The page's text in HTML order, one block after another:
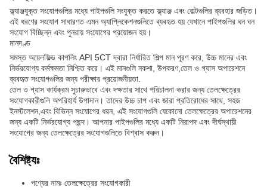
ফ্ল্যাঞ্জযুক্ত সংযোগগুলির মধ্যে পাইপগুলি সংযুক্ত করতে ফ্ল্যাঞ্জ এবং বোল্টগুলির ব্যবহার জড়িত।
এই ধরণের সংযোগ সাধারণত এমন অ্যাপ্লিকেশনগুলিতে ব্যবহৃত হয় যেখানে পাইপগুলির ঘন ঘন
সংযোগ বিচ্ছিন্ন এবং পুনরায় সংযোগের প্রয়োজন হয়।
মানদণ্ড
সমস্ত অয়েলফিল্ড কাপলিং API 5CT দ্বারা নির্ধারিত শিল্প মান পূরণ করে, উচ্চ মানের এবং
নির্ভরযোগ্য কর্মক্ষমতা নিশ্চিত করে। এই মানগুলি নকশা, উপকরণ,তেল ও গ্যাস অপারেশনে
ব্যবহৃত সংযোগগুলির জন্য পরীক্ষার প্রয়োজনীয়তা.
তেল ও গ্যাস কার্যক্রম সুচারুভাবে এবং দক্ষতার সাথে পরিচালনা করার জন্য তেলক্ষেত্রের
সংযোগকারীগুলি অপরিহার্য উপাদান। তাদের উচ্চ চাপ এবং জারা প্রতিরোধের সাথে, সহজ
ইনস্টলেশন,এবং বিভিন্ন সংযোগের ধরন, এই সংযোগগুলি যেকোনো তেলক্ষেত্রের অপারেশনের
জন্য একটি নির্ভরযোগ্য পছন্দ। আপনার পাইপগুলির মধ্যে একটি নিরাপদ এবং দীর্ঘস্থায়ী
সংযোগের জন্য তেলক্ষেত্রের সংযোগগুলিতে বিশ্বাস করুন।
বৈশিষ্ট্যঃ
পণ্যের নামঃ তেলক্ষেত্রের সংযোগকারী